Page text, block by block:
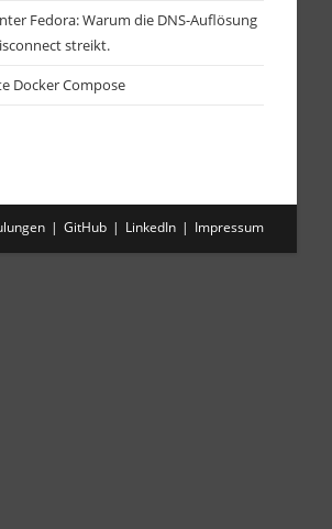
Fedora: Warum die DNS-Auflösung
streikt.
Docker Compose
GitHub LinkedIn Impressum